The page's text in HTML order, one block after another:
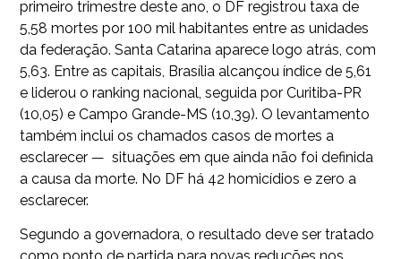
primeiro trimestre deste ano, o DF registrou taxa de
5,58 mortes por 100 mil habitantes entre as unidades
da federação. Santa Catarina aparece logo atrás, com
5,63. Entre as capitais, Brasília alcançou índice de 5,61
e liderou o ranking nacional, seguida por Curitiba-PR
(10,05) e Campo Grande-MS (10,39). O levantamento
também inclui os chamados casos de mortes a
esclarecer — situações em que ainda não foi definida
a causa da morte. No DF há 42 homicídios e zero a
esclarecer.
Segundo a governadora, o resultado deve ser tratado